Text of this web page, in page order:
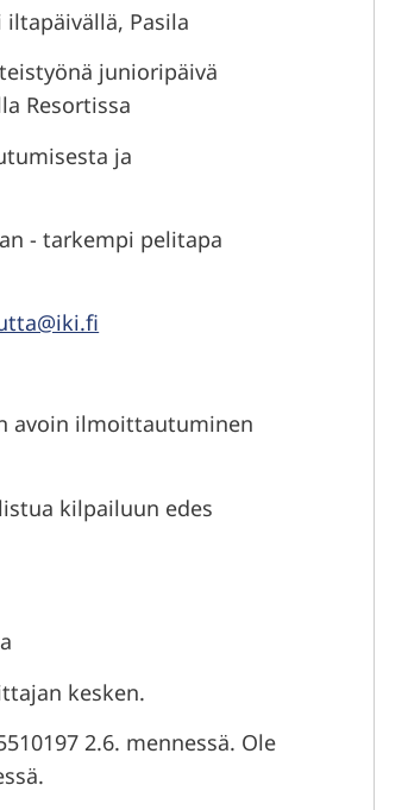
Pasila
junioripäivä
Resortissa
ja
- tarkempi pelitapa
avoin ilmoittautuminen
kilpailuun edes
kesken.
2.6. mennessä. Ole